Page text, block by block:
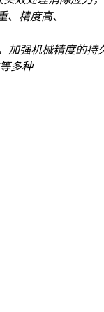
精度高、
强机械精度的
多种